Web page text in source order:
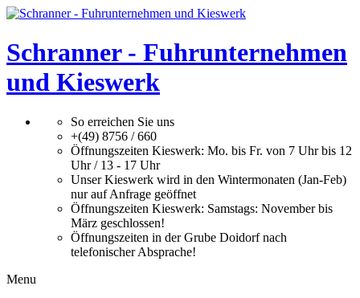
Schranner - Fuhrunternehmen
und Kieswerk
So erreichen Sie uns
+(49) 8756 / 660
Öffnungszeiten Kieswerk: Mo. bis Fr. von 7 Uhr bis 12
Uhr / 13 - 17 Uhr
Unser Kieswerk wird in den Wintermonaten (Jan-Feb)
nur auf Anfrage geöffnet
Öffnungszeiten Kieswerk: Samstags: November bis
März geschlossen!
Öffnungszeiten in der Grube Doidorf nach
telefonischer Absprache!
Menu